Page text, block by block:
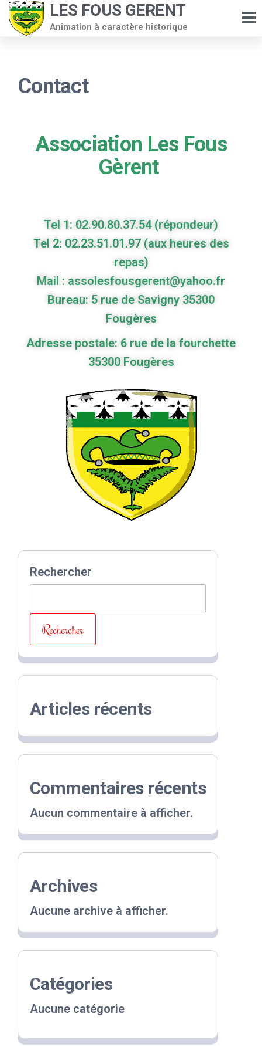
LES FOUS GERENT
Animation à caractère historique
Contact
Association Les Fous
Gèrent
Tel 1: 02.90.80.37.54 (répondeur)
Tel 2: 02.23.51.01.97 (aux heures des
repas)
Mail : assolesfousgerent@yahoo.fr
Bureau: 5 rue de Savigny 35300
Fougères
Adresse postale: 6 rue de la fourchette
35300 Fougères
Rechercher
Rechercher
Articles récents
Commentaires récents
Aucun commentaire à afficher.
Archives
Aucune archive à afficher.
Catégories
Aucune catégorie